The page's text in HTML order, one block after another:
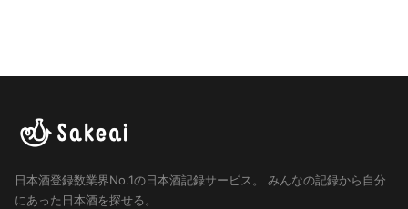
日本酒登録数業界No.1の日本酒記録サービス。
みんなの記録から自分
にあった日本酒を探せる。